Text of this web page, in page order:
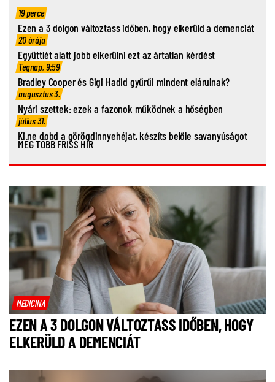
19 perce
Ezen a 3 dolgon változtass időben, hogy elkerüld a demenciát
20 órája
Együttlét alatt jobb elkerülni ezt az ártatlan kérdést
Tegnap, 9:59
Bradley Cooper és Gigi Hadid gyűrűi mindent elárulnak?
augusztus 3.
Nyári szettek: ezek a fazonok működnek a hőségben
július 31.
Ki ne dobd a görögdinnyehéjat, készíts belőle savanyúságot
MÉG TÖBB FRISS HÍR
MEDICINA
EZEN A 3 DOLGON VÁLTOZTASS IDŐBEN, HOGY
ELKERÜLD A DEMENCIÁT